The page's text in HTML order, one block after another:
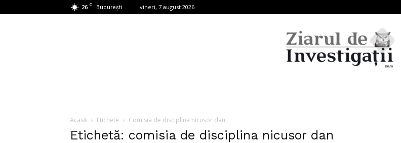
26 C București vineri, 7 august 2026
Acasă Etichete Comisia de disciplina nicusor dan
Etichetă: comisia de disciplina nicusor dan